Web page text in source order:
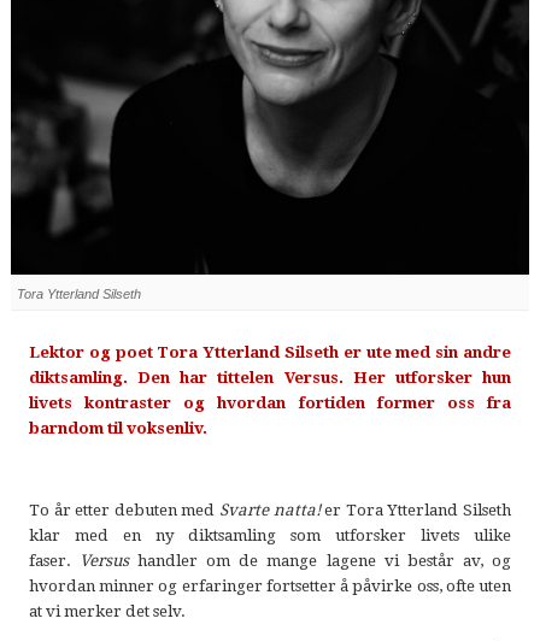
Tora Ytterland Silseth
Lektor og poet Tora Ytterland Silseth er ute med sin andre
diktsamling. Den har tittelen Versus. Her utforsker hun
livets kontraster og hvordan fortiden former oss fra
barndom til voksenliv.
To år etter debuten med Svarte natta!er Tora Ytterland Silseth
klar med en ny diktsamling som utforsker livets ulike
faser.
Versushandler om de mange lagene vi består av, og
hvordan minner og erfaringer fortsetter å påvirke oss, ofte uten
at vi merker det selv.